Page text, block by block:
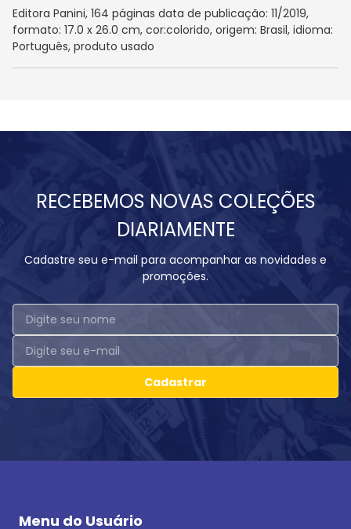
Editora Panini, 164 páginas data de publicação: 11/2019,
formato: 17.0 x 26.0 cm, cor:colorido, origem: Brasil, idioma:
Português, produto usado
RECEBEMOS NOVAS COLEÇÕES
DIARIAMENTE
Cadastre seu e-mail para acompanhar as novidades e
promoções.
Cadastrar
Menu do Usuário